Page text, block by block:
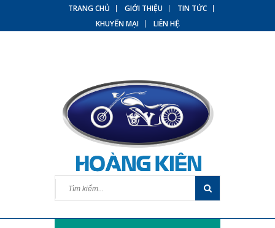
TRANG CHỦ GIỚI THIỆU
TIN TỨC
KHUYẾN MẠI
LIÊN HỆ